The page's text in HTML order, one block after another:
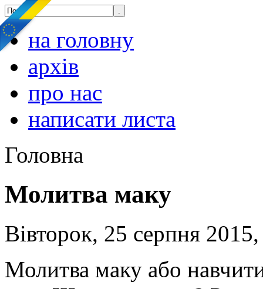
на головну
архів
про нас
написати листа
Головна
Молитва маку
Вівторок, 25 серпня
Молитва маку або